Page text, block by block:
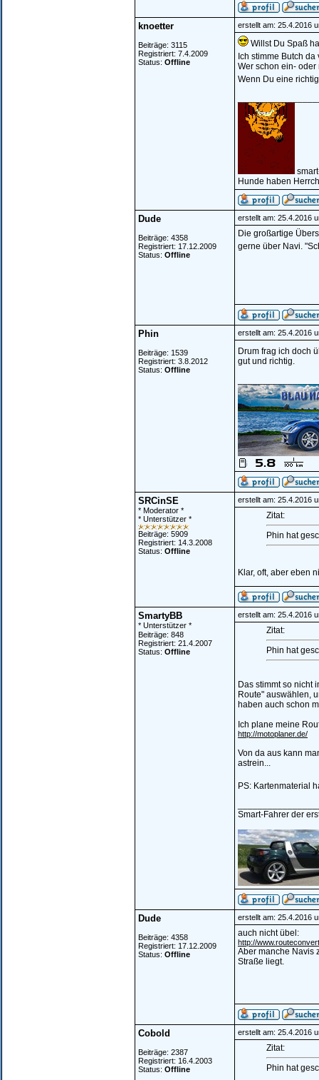
knoetter
Beiträge: 3115
Registriert: 7.4.2009
Status: Offline
erstellt am: 25.4.2016
Willst Du Spaß
Ich stimme Butch
Wer schon ein-
Wenn Du eine
Hunde haben
Dude
Beiträge: 4358
Registriert: 17.12.2009
Status: Offline
erstellt am: 25.4.2016
Die großartige
gerne über Navi.
Phin
Beiträge: 1539
Registriert: 3.8.2012
Status: Offline
erstellt am: 25.4.2016
Drum frag ich doch
gut und richtig.
SRCinSE
* Moderator *
* Unterstützer *
Beiträge: 5909
Registriert: 14.3.2008
Status: Offline
erstellt am: 25.4.2016
Zitat:
Phin hat
Klar, oft, aber eben
SmartyBB
* Unterstützer *
Beiträge: 848
Registriert: 21.4.2007
Status: Offline
erstellt am: 25.4.2016
Zitat:
Phin hat
Das stimmt so nicht
Route" auswählen,
haben auch schon
Ich plane meine
http://motoplaner.de/
Von da aus kann
astrein...
PS: Kartenmaterial
Smart-Fahrer der
Dude
Beiträge: 4358
Registriert: 17.12.2009
Status: Offline
erstellt am: 25.4.2016
auch nicht übel:
http://
Aber manche Navis
Straße liegt.
Cobold
Beiträge: 2387
Registriert: 16.4.2003
Status: Offline
erstellt am: 25.4.2016
Zitat:
Phin hat